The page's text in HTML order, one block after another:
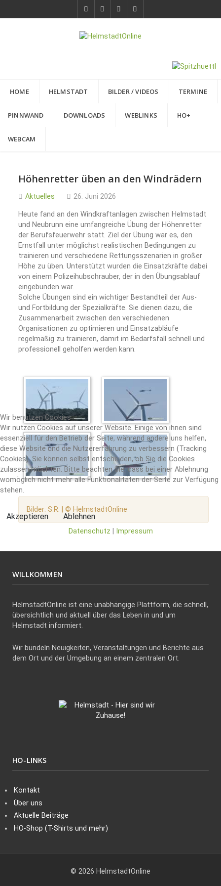
HOME HELMSTADT BILDER / VIDEOS TERMINE
PINNWAND DOWNLOADS WEBLINKS HO+
WEBCAM
Höhenretter üben an den Windrädern
Aktuelles 26. Juni 2026
Heute fand an den Windkraftanlagen zwischen Helmstadt
und Neubrunn eine umfangreiche Übung der Höhenretter
der Berufsfeuerwehr statt. Ziel der Übung war es, den
Ernstfall unter möglichst realistischen Bedingungen zu
trainieren und verschiedene Rettungsszenarien in großer
Höhe zu üben. Unterstützt wurden die Einsatzkräfte dabei
von einem Polizeihubschrauber, der in den Übungsablauf
eingebunden war.
Solche Übungen sind ein wichtiger Bestandteil der Aus-
und Fortbildung der Spezialkräfte. Sie dienen dazu, die
Zusammenarbeit zwischen den verschiedenen
Organisationen zu optimieren und Einsatzabläufe
regelmäßig zu trainieren, damit im Bedarfsfall schnell und
professionell geholfen werden kann.
Bilder: S.R. | © HelmstadtOnline
WILLKOMMEN
HelmstadtOnline ist eine unabhängige Plattform, die schnell,
übersichtlich und aktuell über das Leben in und um
Helmstadt informiert.
Wir bündeln Neuigkeiten, Veranstaltungen und Berichte aus
dem Ort und der Umgebung an einem zentralen Ort.
HO-LINKS
Kontakt
Über uns
Aktuelle Beiträge
HO-Shop (T-Shirts und mehr)
© 2026 HelmstadtOnline
Wir benutzen Cookies
Wir nutzen Cookies auf unserer Website. Einige von ihnen sind
essenziell für den Betrieb der Seite, während andere uns helfen,
diese Website und die Nutzererfahrung zu verbessern (Tracking
Cookies). Sie können selbst entscheiden, ob Sie die Cookies
zulassen möchten. Bitte beachten Sie, dass bei einer Ablehnung
womöglich nicht mehr alle Funktionalitäten der Seite zur Verfügung
stehen.
Akzeptieren Ablehnen
Datenschutz Impressum